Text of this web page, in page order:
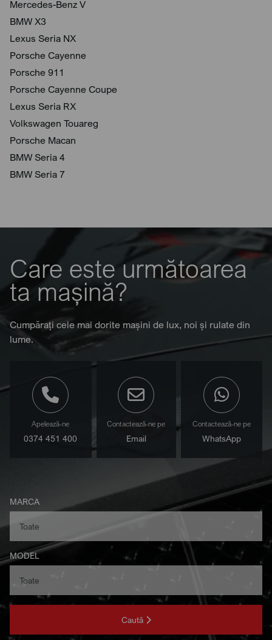
Mercedes-Benz V
BMW X3
Lexus Seria NX
Porsche Cayenne
Porsche 911
Porsche Cayenne Coupe
Lexus Seria RX
Volkswagen Touareg
Porsche Macan
BMW Seria 4
BMW Seria 7
Care este următoarea
ta mașină?
Cumpărați cele mai dorite mașini de lux, noi și rulate din
lume.
Apelează-ne
0374 451 400
Contactează-ne pe
Email
Contactează-ne pe
WhatsApp
MARCA
MODEL
Caută